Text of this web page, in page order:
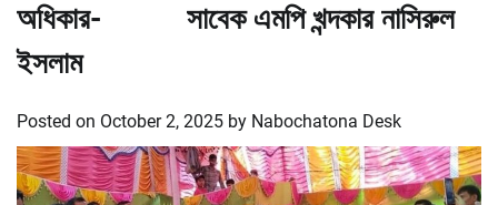
অধিকার- সাবেক এমপি খন্দকার নাসিরুল
ইসলাম
Posted on October 2, 2025 by Nabochatona Desk